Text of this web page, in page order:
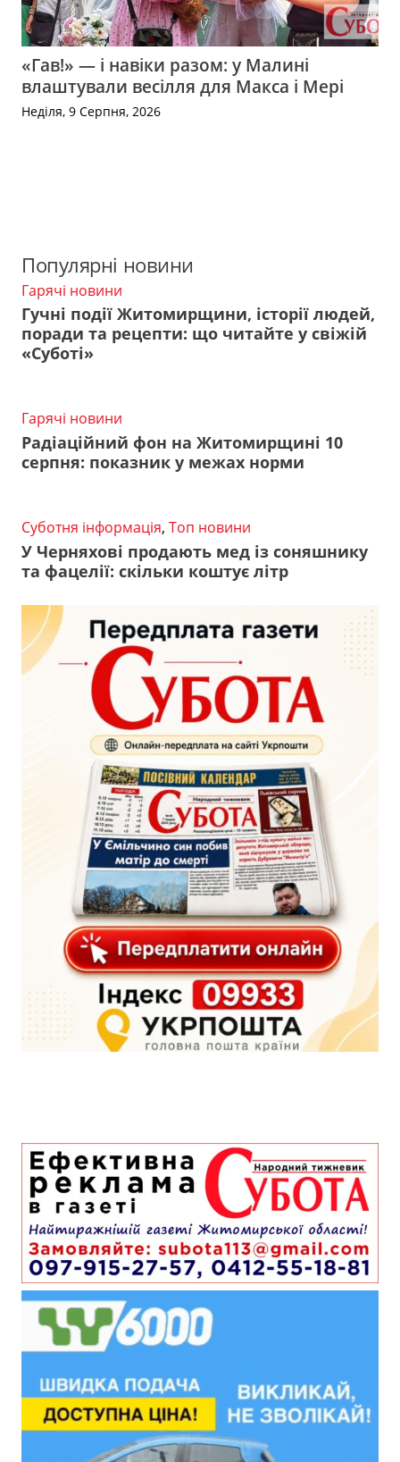
«Гав!» — і навіки разом: у Малині
влаштували весілля для Макса і Мері
Неділя, 9 Серпня, 2026
Популярні новини
Гарячі новини
Гучні події Житомирщини, історії людей,
поради та рецепти: що читайте у свіжій
«Суботі»
Гарячі новини
Радіаційний фон на Житомирщині 10
серпня: показник у межах норми
Суботня інформація, Топ новини
У Черняхові продають мед із соняшнику
та фацелії: скільки коштує літр